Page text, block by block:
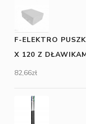
F-ELEKTRO
X 120 Z
82,66zł